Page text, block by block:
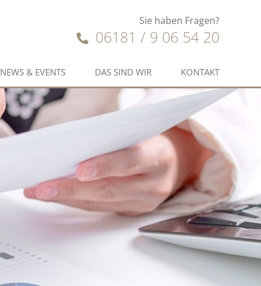
Sie haben Fragen?
06181 / 9 06 54 20
NEWS & EVENTS DAS SIND WIR KONTAKT